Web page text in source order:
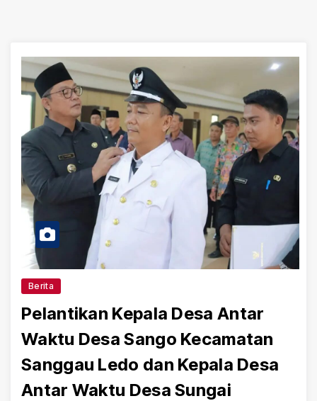
Berita
Pelantikan Kepala Desa Antar
Waktu Desa Sango Kecamatan
Sanggau Ledo dan Kepala Desa
Antar Waktu Desa Sungai